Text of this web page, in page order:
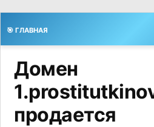
🎯 ГЛАВНАЯ
Домен
продается